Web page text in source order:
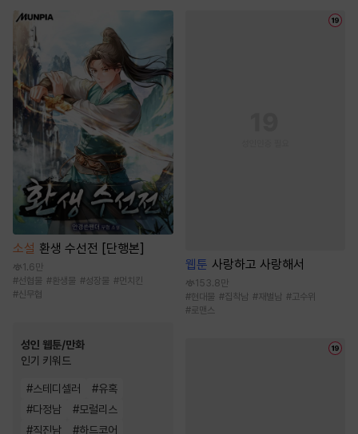
소설 환생 수선전 [단행본]
1.6만
#선협물 # 환생물 #성장물 #먼치킨
#신무협
성인 웹툰/만화
인기 키워드
#스테디셀러 #유혹
#다정남 #모럴리스
#직진남 #하드코어
웹툰 사랑하고 사랑해서
153.8만
#현대물 #집착남 #재벌남 #고수위
#로맨스